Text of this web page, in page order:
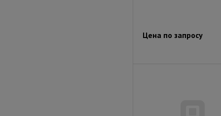
Цена по запросу